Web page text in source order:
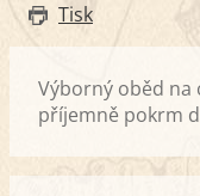
Tisk
Výborný oběd na
příjemně pokrm